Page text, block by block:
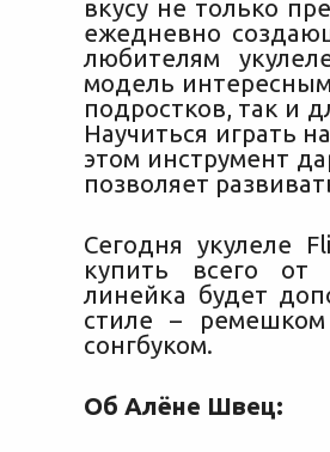
вкусу не только
ежедневно
любителям
модель
подростков, так и
Научиться играть
этом инструмент
позволяет
Сегодня укулеле
купить всего
линейка будет
стиле –
сонгбуком.
Об Алёне Швец: